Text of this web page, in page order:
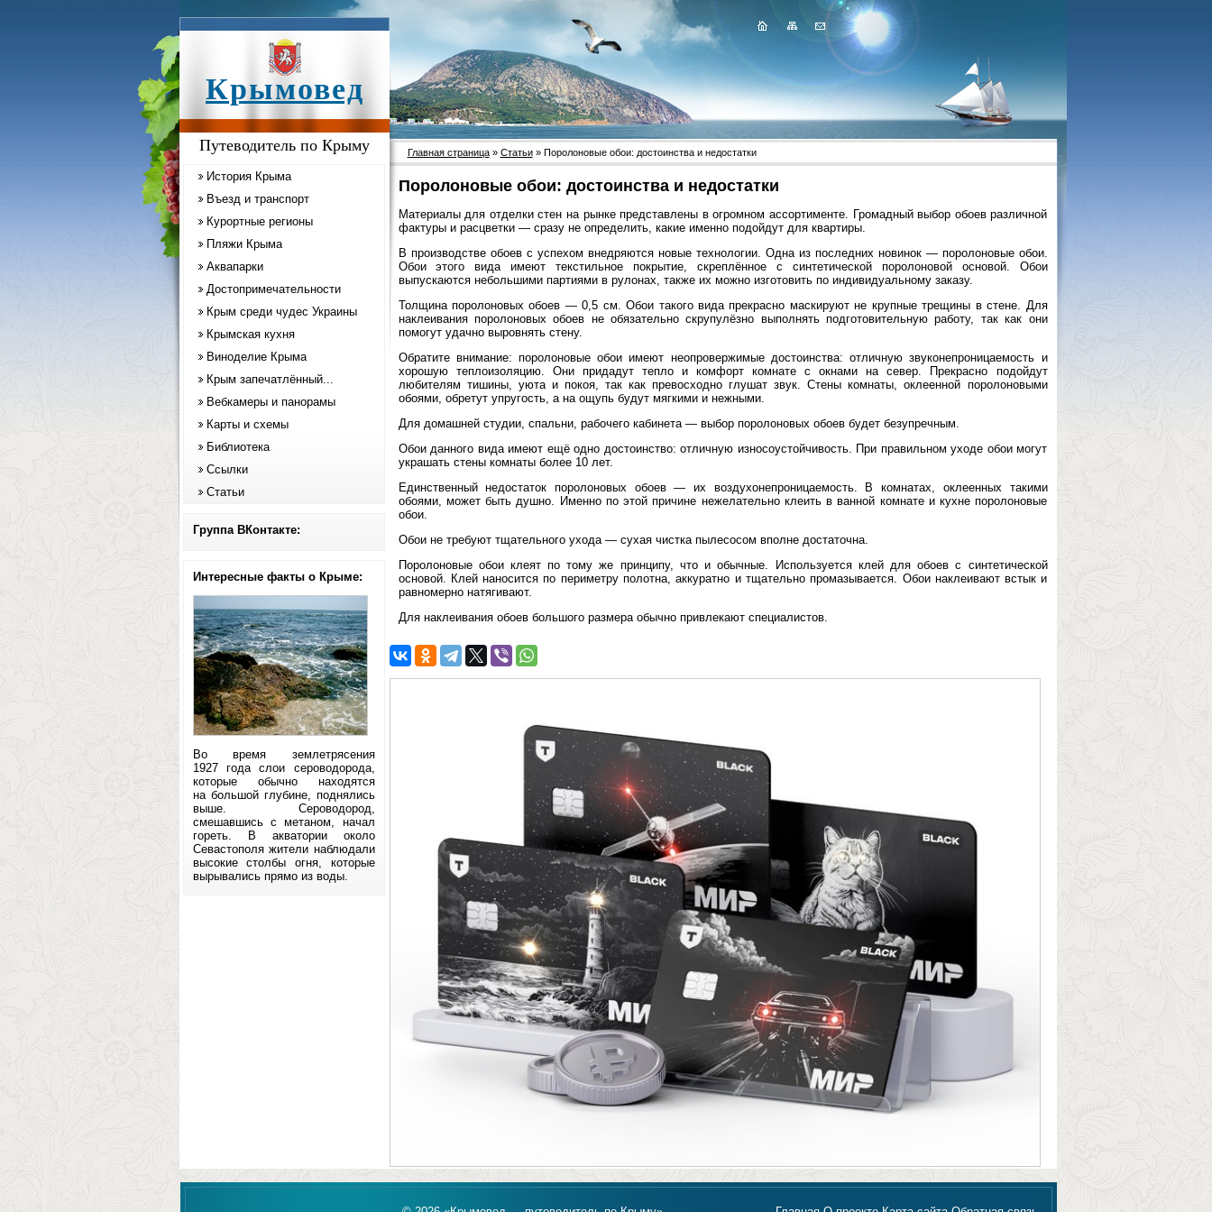
Крымовед
Путеводитель по Крыму
История Крыма
Въезд и транспорт
Курортные регионы
Пляжи Крыма
Аквапарки
Достопримечательности
Крым среди чудес Украины
Крымская кухня
Виноделие Крыма
Крым запечатлённый...
Вебкамеры и панорамы
Карты и схемы
Библиотека
Ссылки
Статьи
Группа ВКонтакте:
Интересные факты о Крыме:
Во время землетрясения
1927 года слои сероводорода,
которые обычно находятся
на большой глубине, поднялись
выше. Сероводород,
смешавшись с метаном, начал
гореть. В акватории около
Севастополя жители наблюдали
высокие столбы огня, которые
вырывались прямо из воды.
Главная страница» Статьи» Поролоновые обои: достоинства и недостатки
Поролоновые обои: достоинства и недостатки
Материалы для отделки стен на рынке представлены в огромном ассортименте. Громадный выбор обоев различной
фактуры и расцветки — сразу не определить, какие именно подойдут для квартиры.
В производстве обоев с успехом внедряются новые технологии. Одна из последних новинок — поролоновые обои.
Обои этого вида имеют текстильное покрытие, скреплённое с синтетической поролоновой основой. Обои
выпускаются небольшими партиями в рулонах, также их можно изготовить по индивидуальному заказу.
Толщина поролоновых обоев — 0,5 см. Обои такого вида прекрасно маскируют не крупные трещины в стене. Для
наклеивания поролоновых обоев не обязательно скрупулёзно выполнять подготовительную работу, так как они
помогут удачно выровнять стену.
Обратите внимание: поролоновые обои имеют неопровержимые достоинства: отличную звуконепроницаемость и
хорошую теплоизоляцию. Они придадут тепло и комфорт комнате с окнами на север. Прекрасно подойдут
любителям тишины, уюта и покоя, так как превосходно глушат звук. Стены комнаты, оклеенной поролоновыми
обоями, обретут упругость, а на ощупь будут мягкими и нежными.
Для домашней студии, спальни, рабочего кабинета — выбор поролоновых обоев будет безупречным.
Обои данного вида имеют ещё одно достоинство: отличную износоустойчивость. При правильном уходе обои могут
украшать стены комнаты более 10 лет.
Единственный недостаток поролоновых обоев — их воздухонепроницаемость. В комнатах, оклеенных такими
обоями, может быть душно. Именно по этой причине нежелательно клеить в ванной комнате и кухне поролоновые
обои.
Обои не требуют тщательного ухода — сухая чистка пылесосом вполне достаточна.
Поролоновые обои клеят по тому же принципу, что и обычные. Используется клей для обоев с синтетической
основой. Клей наносится по периметру полотна, аккуратно и тщательно промазывается. Обои наклеивают встык и
равномерно натягивают.
Для наклеивания обоев большого размера обычно привлекают специалистов.